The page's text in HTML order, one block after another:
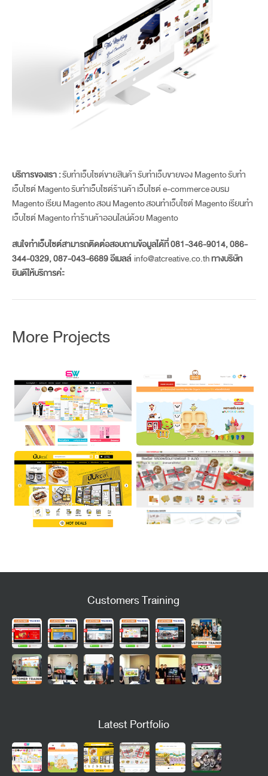
บริการของเรา :รับทำเว็บไซต์ขายสินค้ารับทำเว็บขายของ Magentoรับทำ
เว็บไซต์ Magentoรับทำเว็บไซต์ร้านค้าเว็บไซต์ e-commerceอบรม
Magentoเรียน Magentoสอน Magentoสอนทำเว็บไซต์ Magentoเรียนทำ
เว็บไซต์ Magentoทำร้านค้าออนไลน์ด้วย Magento
สนใจทำเว็บไซต์สามารถติดต่อสอบถามข้อมูลได้ที่ 081-346-9014, 086-
344-0329, 087-043-6689 อีเมลล์ info@atcreative.co.thทางบริษัท
ยินดีให้บริการค่ะ
More Projects
Customers Training
Latest Portfolio